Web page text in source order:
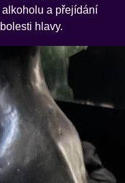
a přejídání
hlavy.